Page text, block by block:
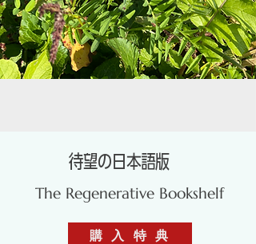
Keep Living Roots in the Soil
待望の日本語版
The Regenerative Bookshelf
購 入 特 典